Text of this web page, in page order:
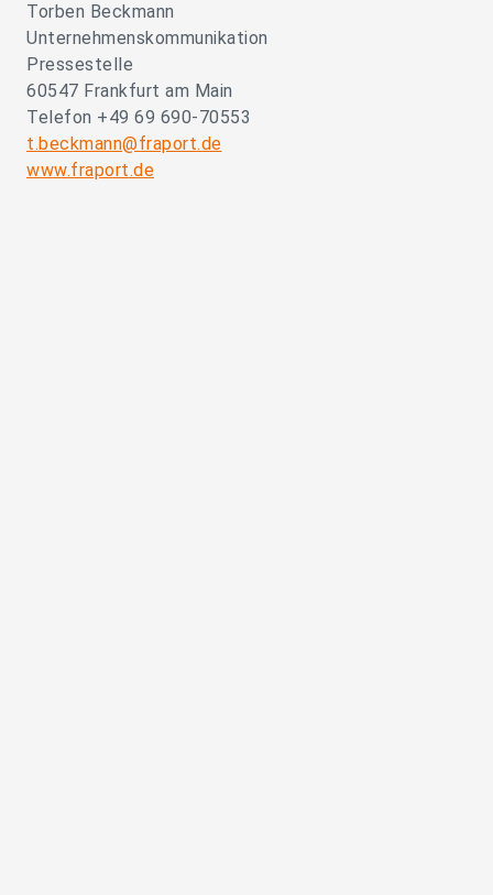
Torben Beckmann
Unternehmenskommunikation
Pressestelle
60547 Frankfurt am Main
Telefon +49 69 690-70553
t.beckmann@fraport.de
www.fraport.de